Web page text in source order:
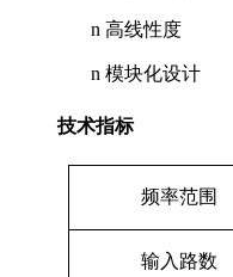
n 高线性度
n 模块化设计
技术指标
频率范围
输入路数